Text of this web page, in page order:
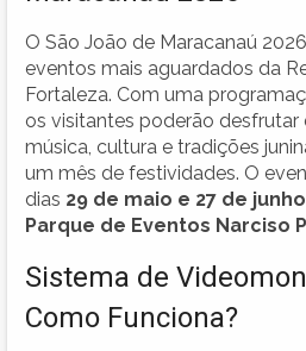
O São João de Maracanaú
eventos mais aguardados da
Fortaleza. Com uma
os visitantes poderão desfrutar
música, cultura e tradições
um mês de festividades. O
dias 29 de maio e 27 de junho
Parque de Eventos Narciso
Sistema de
Como Funciona?